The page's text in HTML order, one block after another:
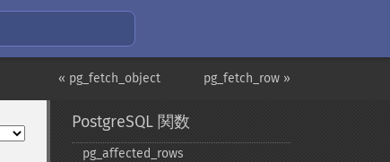
pg_fetch_row »
« pg_fetch_object
PostgreSQL 関数
pg_​affected_​rows